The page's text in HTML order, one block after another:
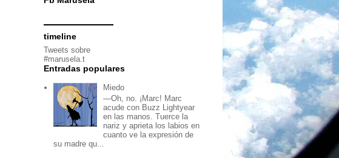
timeline
Tweets sobre
#marusela.t
Entradas populares
Miedo
—Oh, no. ¡Marc! Marc
acude con Buzz Lightyear
en las manos. Tuerce la
nariz y aprieta los labios en
cuanto ve la expresión de
su madre qu...